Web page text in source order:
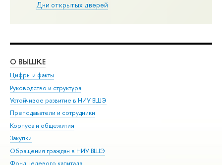
Дни открытых дверей
О ВЫШКЕ
Цифры и факты
Руководство и структура
Устойчивое развитие в НИУ ВШЭ
Преподаватели и сотрудники
Корпуса и общежития
Закупки
Обращения граждан в НИУ ВШЭ
Фонд целевого капитала